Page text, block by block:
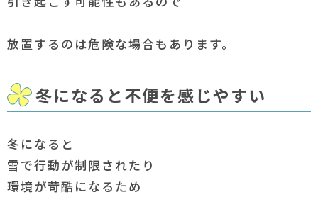
放置するのは危険な場合もあります。
冬になると不便を感じやすい
冬になると
雪で行動が制限されたり
環境が苛酷になるため